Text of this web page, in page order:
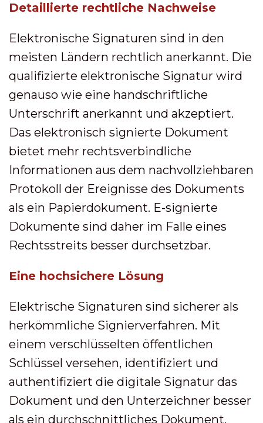
Detaillierte rechtliche Nachweise
Elektronische Signaturen sind in den
meisten Ländern rechtlich anerkannt. Die
qualifizierte elektronische Signatur wird
genauso wie eine handschriftliche
Unterschrift anerkannt und akzeptiert.
Das elektronisch signierte Dokument
bietet mehr rechtsverbindliche
Informationen aus dem nachvollziehbaren
Protokoll der Ereignisse des Dokuments
als ein Papierdokument. E-signierte
Dokumente sind daher im Falle eines
Rechtsstreits besser durchsetzbar.
Eine hochsichere Lösung
Elektrische Signaturen sind sicherer als
herkömmliche Signierverfahren. Mit
einem verschlüsselten öffentlichen
Schlüssel versehen, identifiziert und
authentifiziert die digitale Signatur das
Dokument und den Unterzeichner besser
als ein durchschnittliches Dokument.